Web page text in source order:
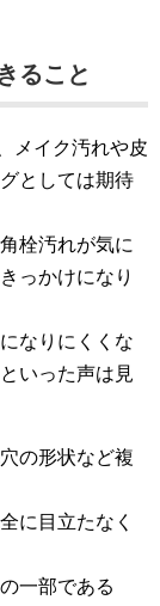
ること
メイク汚れや皮
としては期待
栓汚れが気に
っかけになり
なりにくくな
いった声は見
の形状など複
に目立たなく
一部である